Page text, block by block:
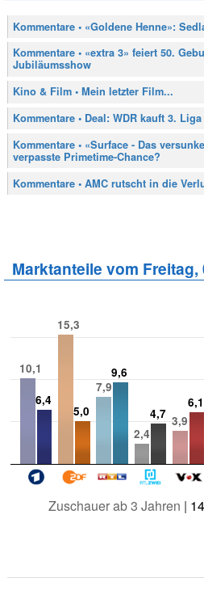
Kommentare • «Goldene Henne»:
Kommentare • «extra 3» feiert 50.
Jubiläumsshow
Kino & Film • Mein letzter Film...
Kommentare • Deal: WDR kauft 3.
Kommentare • «Surface - Das
verpasste Primetime-Chance?
Kommentare • AMC rutscht in die
Marktanteile vom Freitag,
10,1
15,3
7,9
2,4
3,9
6,4
5,0
9,6
4,7
6,1
Zuschauer ab 3 Jahren |